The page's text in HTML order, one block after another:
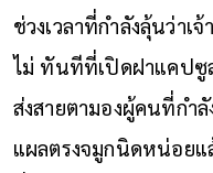
ช่วงเวลาที่กำลังลุ้นว่าเ
ไม่ ทันทีที่เปิดฝาแคป
ส่งสายตามองผู้คนที่กำ
แผลตรงจมูกนิดหน่อยแ